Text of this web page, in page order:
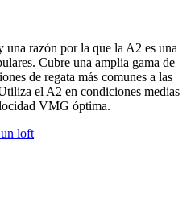
una razón por la que la A2 es una
Cubre una amplia gama de
de regata más comunes a las
el A2 en condiciones medias
VMG óptima.
loft